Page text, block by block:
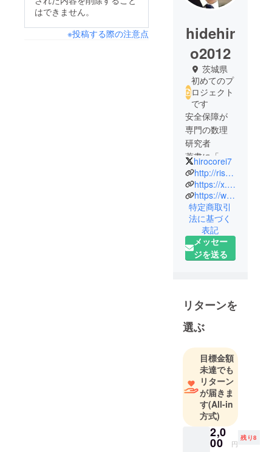
はできません。
※投稿する際の注意点
hidehir
o2012
茨城県
初めてのプ
ロジェクト
です
安全保障が
専門の数理
研究者
著書に「戦
場の科
学」 はる
かぜ書房。
博士（工
学）
祖母から聞
いた空襲の
話しが悔し
に数理研究
た。数理研
て、平和の
維持、万一
の際の危機
管理など独
自の数理モ
デルで検証
している。
hirocorei7
http://ris-tmi.com/kikuchikobetsu/wp
https://x.com/hirocorei7/
https://www.instagram.com/kikuchikobetsu
特定商取引
法に基づく
表記
メッセー
ジを送る
リターンを
選ぶ
目標金額
未達でも
リターン
が届きま
す(All-in
方式)
2,0
00 円
残り8